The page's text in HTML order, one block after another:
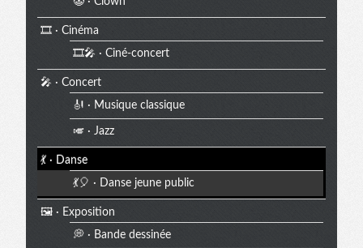
🎞️ · Cinéma
🎞️🎤 · Ciné-concert
🎤 · Concert
🎻 · Musique classique
🎺 · Jazz
💃 · Danse
💃🎈 · Danse jeune public
🖼️ · Exposition
💭 · Bande dessinée